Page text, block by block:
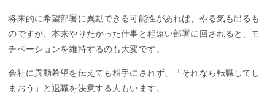
将来的に希望部署に異動できる可能性があれば、やる気も出るも
のですが、本来やりたかった仕事と程遠い部署に回されると、モ
チベーションを維持するのも大変です。
会社に異動希望を伝えても相手にされず、「それなら転職してし
まおう」と退職を決意する人もいます。